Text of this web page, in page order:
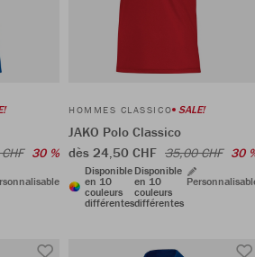
30 %
HOMMES CLASSICO SALE!
JAKO Polo Classico
dès 24,50 CHF 35,00 CHF 30
Disponible
en 10
couleurs
différentes
Disponible
en 10
couleurs
différentes